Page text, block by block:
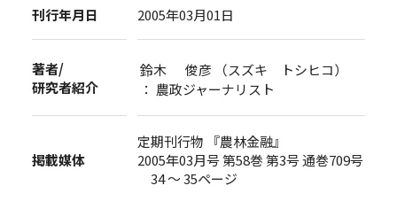
刊行年月日 2005年03月01日
著者/
研究者紹介
鈴木 俊彦 （スズキ トシヒコ）
： 農政ジャーナリスト
掲載媒体
定期刊行物 『農林金融』
2005年03月号 第58巻 第3号 通巻709号
34 ～ 35ページ